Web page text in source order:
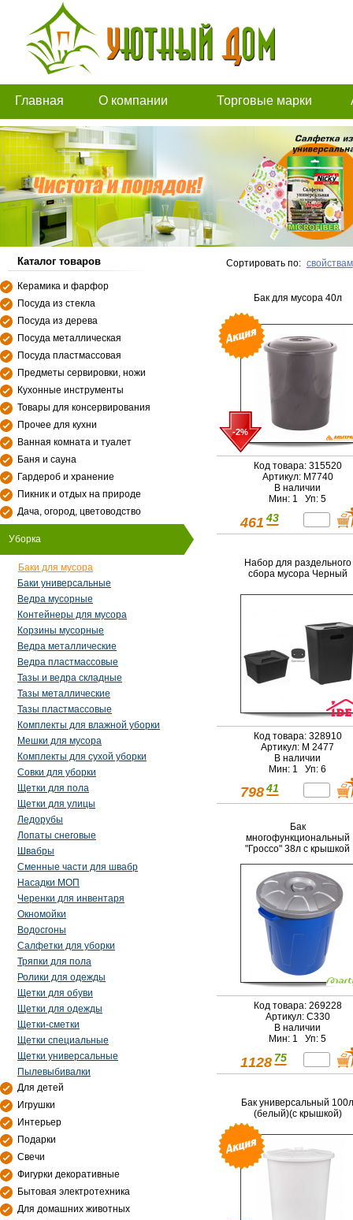
Главная О компании Торговые марки
Каталог товаров
Керамика и фарфор
Посуда из стекла
Посуда из дерева
Посуда металлическая
Посуда пластмассовая
Предметы сервировки, ножи
Кухонные инструменты
Товары для консервирования
Прочее для кухни
Ванная комната и туалет
Баня и сауна
Гардероб и хранение
Пикник и отдых на природе
Дача, огород, цветоводство
Уборка
Баки для мусора
Баки универсальные
Ведра мусорные
Контейнеры для мусора
Корзины мусорные
Ведра металлические
Ведра пластмассовые
Тазы и ведра складные
Тазы металлические
Тазы пластмассовые
Комплекты для влажной уборки
Мешки для мусора
Комплекты для сухой уборки
Совки для уборки
Щетки для пола
Щетки для улицы
Ледорубы
Лопаты снеговые
Швабры
Сменные части для швабр
Насадки МОП
Черенки для инвентаря
Окномойки
Водосгоны
Салфетки для уборки
Тряпки для пола
Ролики для одежды
Щетки для обуви
Щетки для одежды
Щетки-сметки
Щетки специальные
Щетки универсальные
Пылевыбивалки
Для детей
Игрушки
Интерьер
Подарки
Свечи
Фигурки декоративные
Бытовая электротехника
Для домашних животных
Сортировать по: свойствам
Бак для мусора 40л
-2%
Код товара: 315520
Артикул: М7740
В наличии
Мин: 1 Уп: 5
461 43
Набор для раздельного
сбора мусора Черный
Код товара: 328910
Артикул: М 2477
В наличии
Мин: 1 Уп: 6
798 41
Бак
многофункциональный
"Гроссо" 38л с крышкой
Код товара: 269228
Артикул: С330
В наличии
Мин: 1 Уп: 5
1128 75
Бак универсальный 100л
(белый)(с крышкой)